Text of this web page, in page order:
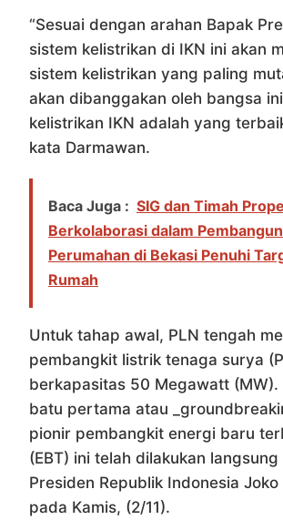
“Sesuai dengan arahan Bapak
sistem kelistrikan di IKN ini akan
sistem kelistrikan yang paling
akan dibanggakan oleh bangsa
kelistrikan IKN adalah yang
kata Darmawan.
Baca Juga : SIG dan Timah
Berkolaborasi dalam
Perumahan di Bekasi Penuhi
Rumah
Untuk tahap awal, PLN tengah
pembangkit listrik tenaga surya
berkapasitas 50 Megawatt (MW).
batu pertama atau
pionir pembangkit energi baru
(EBT) ini telah dilakukan langsung
Presiden Republik Indonesia
pada Kamis, (2/11).